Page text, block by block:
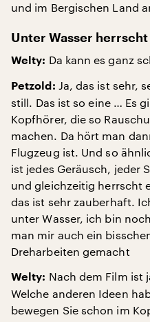
und im Bergischen Land
Unter Wasser
Welty: Da kann es ganz
Petzold: Ja, das ist sehr,
still. Das ist so eine … Es
Kopfhörer, die so
machen. Da hört man
Flugzeug ist. Und so
ist jedes Geräusch, jeder
und gleichzeitig herrscht
das ist sehr zauberhaft.
unter Wasser, ich bin
man mir auch ein
Dreharbeiten gemacht
Welty: Nach dem Film ist
Welche anderen Ideen
bewegen Sie schon im